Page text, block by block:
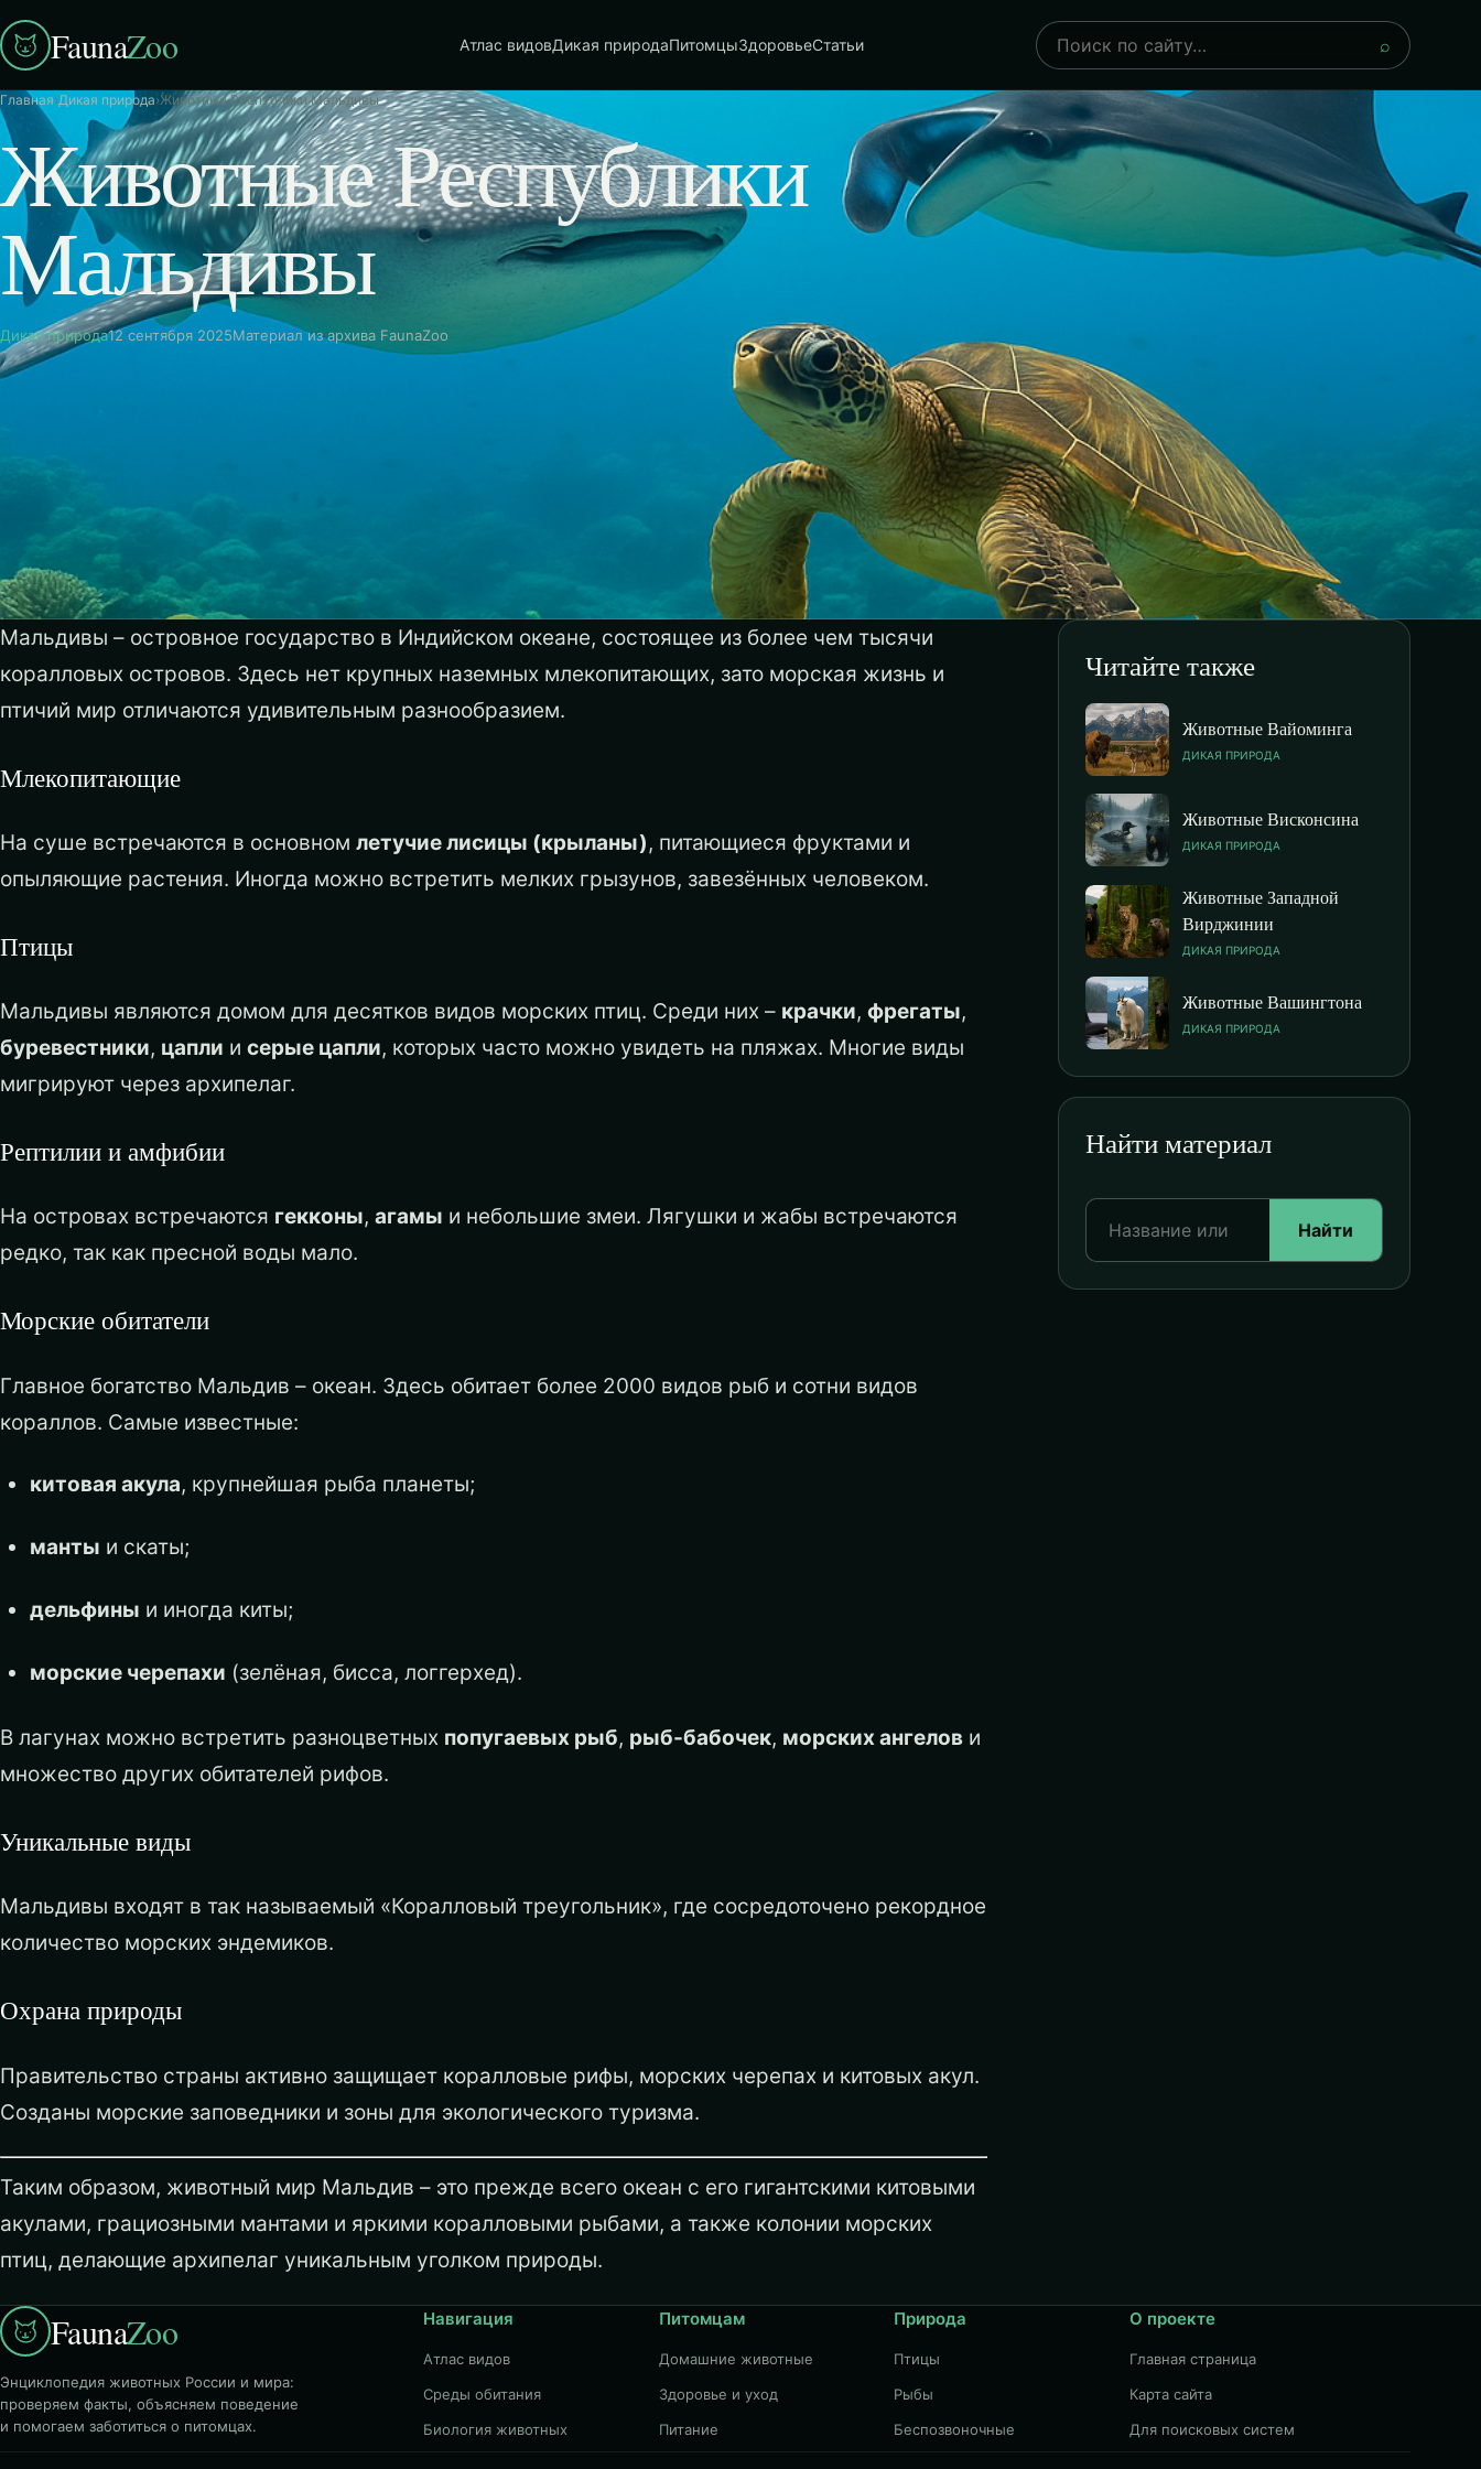
FaunaZoo Атлас видовДикая природаПитомцыЗдоровьеСтатьи
Поиск
⌕
Главная›Дикая природа›Животные Республики Мальдивы
Животные Республики
Мальдивы
Дикая природа12 сентября 2025Материал из архива FaunaZoo
Мальдивы – островное государство в Индийском океане, состоящее из более чем тысячи
коралловых островов. Здесь нет крупных наземных млекопитающих, зато морская жизнь и
птичий мир отличаются удивительным разнообразием.
Млекопитающие
На суше встречаются в основном летучие лисицы (крыланы), питающиеся фруктами и
опыляющие растения. Иногда можно встретить мелких грызунов, завезённых человеком.
Птицы
Мальдивы являются домом для десятков видов морских птиц. Среди них – крачки, фрегаты,
буревестники, цапли и серые цапли, которых часто можно увидеть на пляжах. Многие виды
мигрируют через архипелаг.
Рептилии и амфибии
На островах встречаются гекконы, агамы и небольшие змеи. Лягушки и жабы встречаются
редко, так как пресной воды мало.
Морские обитатели
Главное богатство Мальдив – океан. Здесь обитает более 2000 видов рыб и сотни видов
кораллов. Самые известные:
китовая акула, крупнейшая рыба планеты;
манты и скаты;
дельфины и иногда киты;
морские черепахи (зелёная, бисса, логгерхед).
В лагунах можно встретить разноцветных попугаевых рыб, рыб-бабочек, морских ангелов и
множество других обитателей рифов.
Уникальные виды
Мальдивы входят в так называемый «Коралловый треугольник», где сосредоточено рекордное
количество морских эндемиков.
Охрана природы
Правительство страны активно защищает коралловые рифы, морских черепах и китовых акул.
Созданы морские заповедники и зоны для экологического туризма.
Таким образом, животный мир Мальдив – это прежде всего океан с его гигантскими китовыми
акулами, грациозными мантами и яркими коралловыми рыбами, а также колонии морских
птиц, делающие архипелаг уникальным уголком природы.
Читайте также
Животные Вайоминга
ДИКАЯ ПРИРОДА
Животные Висконсина
ДИКАЯ ПРИРОДА
Животные Западной
Вирджинии
ДИКАЯ ПРИРОДА
Животные Вашингтона
ДИКАЯ ПРИРОДА
Найти материал
Найти
FaunaZoo
Энциклопедия животных России и мира:
проверяем факты, объясняем поведение
и помогаем заботиться о питомцах.
Навигация
Атлас видов
Среды обитания
Биология животных
Питомцам
Домашние животные
Здоровье и уход
Питание
Природа
Птицы
Рыбы
Беспозвоночные
О проекте
Главная страница
Карта сайта
Для поисковых систем